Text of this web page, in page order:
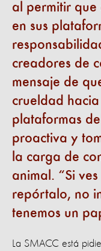
al permitir que
en sus
creadores de
mensaje de
crueldad hacia
plataformas
proactiva y
la carga de
animal. “Si
repórtalo, no
tenemos un
La SMACC está